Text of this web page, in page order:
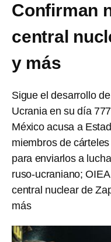
Confirman
central
y más
Sigue el desarrollo
Ucrania en su día
México acusa a
miembros de
para enviarlos a
ruso-ucraniano;
central nuclear de
más